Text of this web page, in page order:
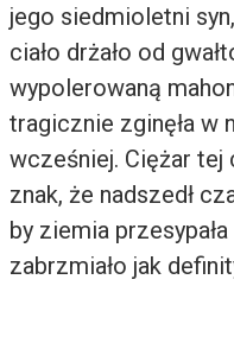
jego siedmioletni
ciało drżało od
wypolerowaną
tragicznie zginęła w
wcześniej. Ciężar tej
znak, że nadszedł
by ziemia
zabrzmiało jak